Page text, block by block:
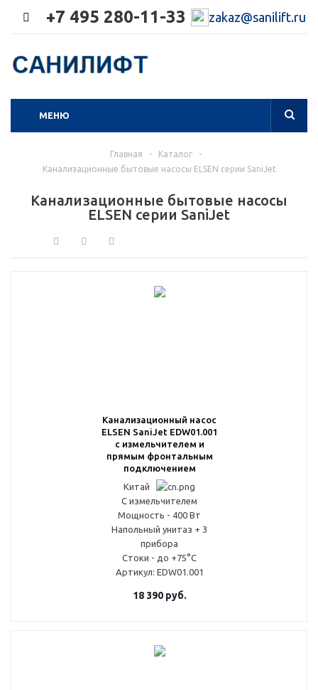
+7 495 280-11-33 zakaz@sanilift.ru
МЕНЮ
Главная - Каталог
-
Канализационные бытовые насосы ELSEN серии SaniJet
Канализационные бытовые насосы
ELSEN серии SaniJet
Канализационный насос
ELSEN SaniJet EDW01.001
с измельчителем и
прямым фронтальным
подключением
Китай
С измельчителем
Мощность - 400 Вт
Напольный унитаз + 3
прибора
Стоки - до +75°С
Артикул: EDW01.001
18 390руб.